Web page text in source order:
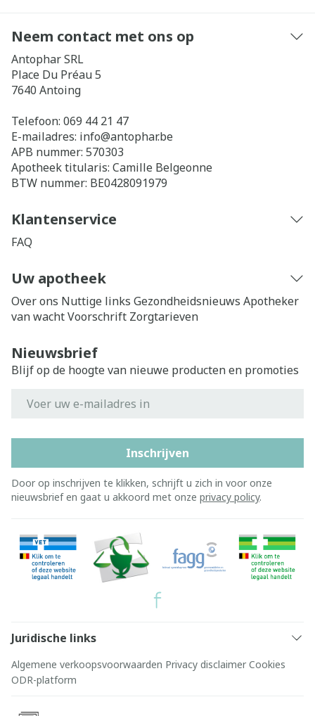
Neem contact met ons op
Antophar SRL
Place Du Préau 5
7640 Antoing
Telefoon: 069 44 21 47
E-mailadres: info@antophar.be
APB nummer: 570303
Apotheek titularis: Camille Belgeonne
BTW nummer: BE0428091979
Klantenservice
FAQ
Uw apotheek
Over ons Nuttige links Gezondheidsnieuws Apotheker
van wachtVoorschrift Zorgtarieven
Nieuwsbrief
Blijf op de hoogte van nieuwe producten en promoties
Inschrijven
Door op inschrijven te klikken, schrijft u zich in voor onze
nieuwsbrief en gaat u akkoord met onze privacy policy.
Juridische links
Algemene verkoopsvoorwaarden Privacy disclaimer Cookies
ODR-platform